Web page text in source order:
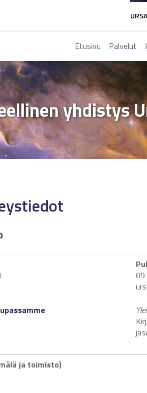
URSA
Etusivu Palvelut
yhdistys
09
ja toimisto)